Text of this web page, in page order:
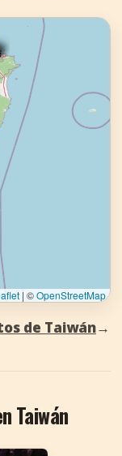
| ©OpenStreetMap
de Taiwán→
Taiwán